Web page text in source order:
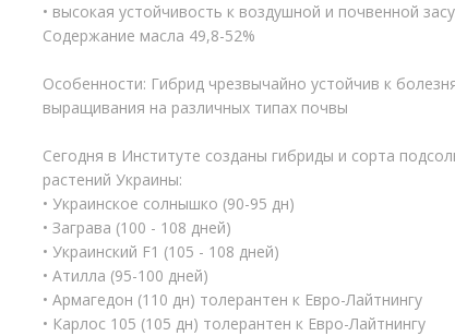
• высокая устойчивость к воздушной и почвенной
Содержание масла 49,8-52%
Особенности: Гибрид чрезвычайно устойчив к
выращивания на различных типах почвы
Сегодня в Институте созданы гибриды и сорта
растений Украины:
• Украинское солнышко (90-95 дн)
• Заграва (100 - 108 дней)
• Украинский F1 (105 - 108 дней)
• Атилла (95-100 дней)
• Армагедон (110 дн) толерантен к Евро-Лайтнингу
• Карлос 105 (105 дн) толерантен к Евро-Лайтнингу